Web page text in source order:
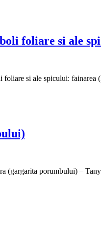
foliare si ale
si ale spicului:
(gargarita porumbului) –